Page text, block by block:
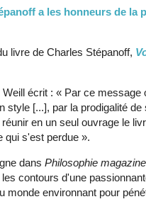
a les honneurs de la
livre de Charles Stépanoff,
Weill écrit : « Par ce message
style [...], par la prodigalité de
en un seul ouvrage le
qui s'est perdue ».
dans Philosophie magazine
contours d'une
monde environnant pour